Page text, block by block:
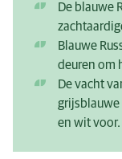
De blauwe
Blauwe
deuren om
De vacht
grijsblauwe
en wit voor.